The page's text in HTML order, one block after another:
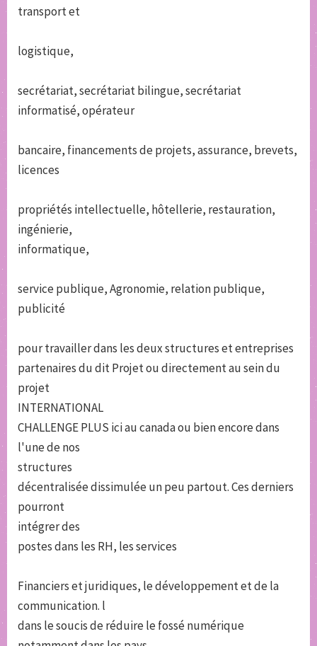
transport et
logistique,
secrétariat, secrétariat bilingue, secrétariat
informatisé, opérateur
bancaire, financements de projets, assurance, brevets,
licences
propriétés intellectuelle, hôtellerie, restauration,
ingénierie,
informatique,
service publique, Agronomie, relation publique,
publicité
pour travailler dans les deux structures et entreprises
partenaires du dit Projet ou directement au sein du
projet
INTERNATIONAL
CHALLENGE PLUS ici au canada ou bien encore dans
l'une de nos
structures
décentralisée dissimulée un peu partout. Ces derniers
pourront
intégrer des
postes dans les RH, les services
Financiers et juridiques, le développement et de la
communication. l
dans le soucis de réduire le fossé numérique